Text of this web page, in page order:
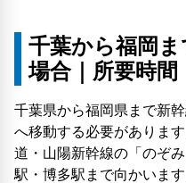
千葉から福岡
場合｜所要時間
千葉県から福岡県まで新
へ移動する必要がありま
道・山陽新幹線の「のぞ
駅・博多駅まで向かいます